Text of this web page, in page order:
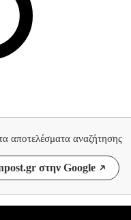
αποτελέσματα αναζήτησης
στην Google